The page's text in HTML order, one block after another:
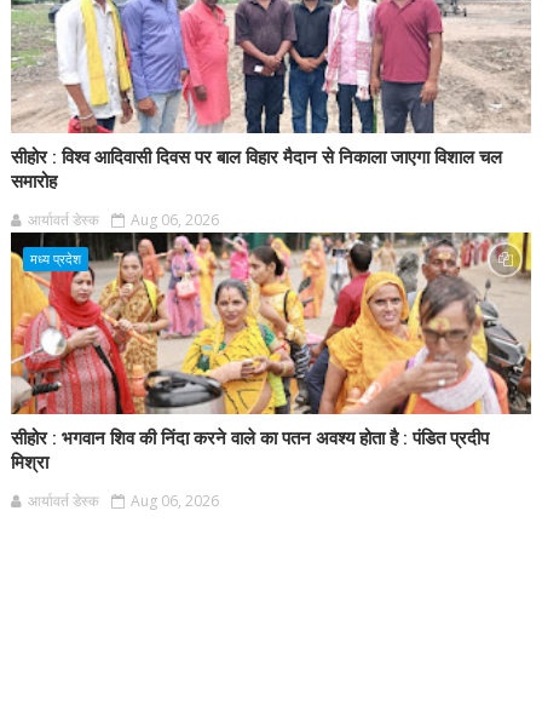
सीहोर : विश्व आदिवासी दिवस पर बाल विहार मैदान से निकाला जाएगा विशाल चल
समारोह
आर्यावर्त डेस्क Aug 06, 2026
मध्य प्रदेश
सीहोर : भगवान शिव की निंदा करने वाले का पतन अवश्य होता है : पंडित प्रदीप
मिश्रा
आर्यावर्त डेस्क Aug 06, 2026